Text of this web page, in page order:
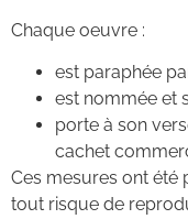
Chaque oeuvre :
est paraphée
est nommée et
porte à son
cachet
Ces mesures ont
tout risque de